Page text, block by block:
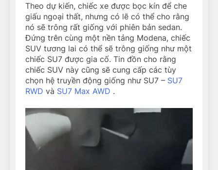
Theo dự kiến, chiếc xe được bọc kín để che
giấu ngoại thất, nhưng có lẽ có thể cho rằng
nó sẽ trông rất giống với phiên bản sedan.
Đứng trên cùng một nền tảng Modena, chiếc
SUV tương lai có thể sẽ trông giống như một
chiếc SU7 được gia cố. Tin đồn cho rằng
chiếc SUV này cũng sẽ cung cấp các tùy
chọn hệ truyền động giống như SU7 – SU7
RWD và SU7 Max AWD .